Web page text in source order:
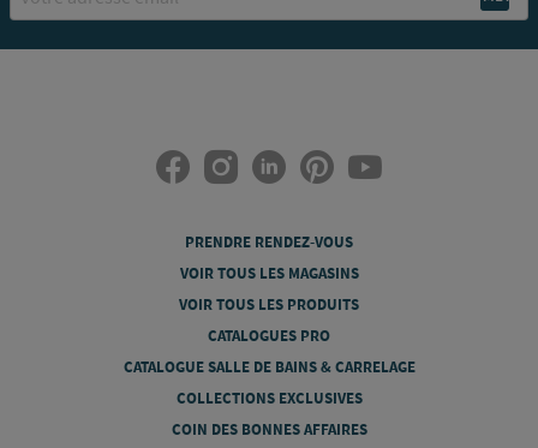
PRENDRE RENDEZ-VOUS
VOIR TOUS LES MAGASINS
VOIR TOUS LES PRODUITS
CATALOGUES PRO
CATALOGUE SALLE DE BAINS & CARRELAGE
COLLECTIONS EXCLUSIVES
COIN DES BONNES AFFAIRES